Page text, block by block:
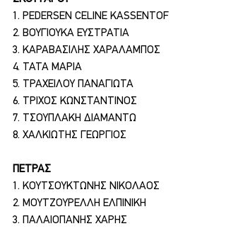
1. PEDERSEN CELINE KASSENTOF
2. ΒΟΥΓΙΟΥΚΑ ΕΥΣΤΡΑΤΙΑ
3. ΚΑΡΑΒΑΣΙΛΗΣ ΧΑΡΑΛΑΜΠΟΣ
4. ΤΑΤΑ ΜΑΡΙΑ
5. ΤΡΑΧΕΙΛΟΥ ΠΑΝΑΓΙΩΤΑ
6. ΤΡΙΧΟΣ ΚΩΝΣΤΑΝΤΙΝΟΣ
7. ΤΣΟΥΠΛΑΚΗ ΔΙΑΜΑΝΤΩ
8. ΧΑΛΚΙΩΤΗΣ ΓΕΩΡΓΙΟΣ
ΠΕΤΡΑΣ
1. ΚΟΥΤΣΟΥΚΤΩΝΗΣ ΝΙΚΟΛΑΟΣ
2. ΜΟΥΤΖΟΥΡΕΛΛΗ ΕΛΠΙΝΙΚΗ
3. ΠΑΛΑΙΟΠΑΝΗΣ ΧΑΡΗΣ